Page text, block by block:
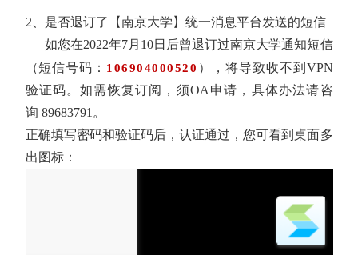
2、是否退订了【南京大学】统一消息平台发送的短信
如您在2022年7月 10日后曾退订过南京大学通知短信
（短信号码 ： 106904000520 ），将导致收不到 VPN
验证码。如需恢复订阅，须OA 申请，具体办法请咨
询 89683791 。
正确填写密码和验证码后，认证通过，您可看到桌面多
出图标：